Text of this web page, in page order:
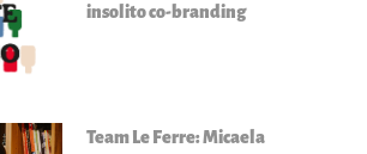
insolito co-branding
Team Le Ferre: Micaela